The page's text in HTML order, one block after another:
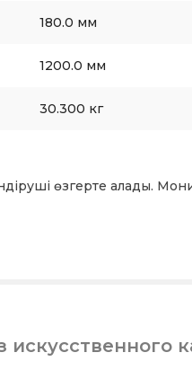
180.0 мм
1200.0 мм
30.300 кг
өзгерте алады.
искусственного